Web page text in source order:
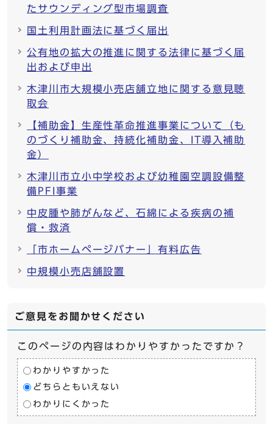
たサウンディング型市場調査
国土利用計画法に基づく届出
公有地の拡大の推進に関する法律に基づく届
出および申出
木津川市大規模小売店舗立地に関する意見聴
取会
【補助金】生産性革命推進事業について（も
のづくり補助金、持続化補助金、IT導入補助
金）
木津川市立小中学校および幼稚園空調設備整
備PFI事業
中皮腫や肺がんなど、石綿による疾病の補
償・救済
「市ホームページバナー」有料広告
中規模小売店舗設置
ご意見をお聞かせください
このページの内容はわかりやすかったですか？
わかりやすかった
どちらともいえない
わかりにくかった